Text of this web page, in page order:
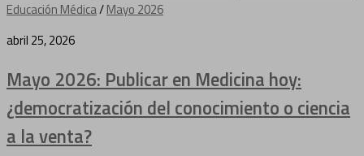
Educación Médica/Mayo 2026
abril 25, 2026
Mayo 2026: Publicar en Medicina hoy:
¿democratización del conocimiento o ciencia
a la venta?